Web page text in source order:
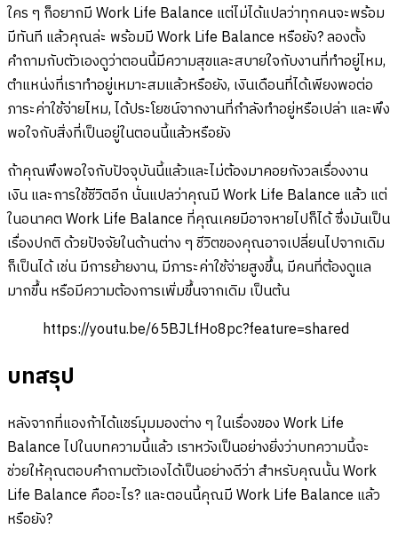
ใคร ๆ ก็อยากมี Work Life Balance แต่ไม่ได้แปลว่าทุกคนจะพร้อม
มีทันที แล้วคุณล่ะ พร้อมมี Work Life Balance หรือยัง? ลองตั้ง
คำถามกับตัวเองดูว่าตอนนี้มีความสุขและสบายใจกับงานที่ทำอยู่ไหม,
ตำแหน่งที่เราทำอยู่เหมาะสมแล้วหรือยัง, เงินเดือนที่ได้เพียงพอต่อ
ภาระค่าใช้จ่ายไหม, ได้ประโยชน์จากงานที่กำลังทำอยู่หรือเปล่า และพึง
พอใจกับสิ่งที่เป็นอยู่ในตอนนี้แล้วหรือยัง
ถ้าคุณพึงพอใจกับปัจจุบันนี้แล้วและไม่ต้องมาคอยกังวลเรื่องงาน
เงิน และการใช้ชีวิตอีก นั่นแปลว่าคุณมี Work Life Balance แล้ว แต่
ในอนาคต Work Life Balance ที่คุณเคยมีอาจหายไปก็ได้ ซึ่งมันเป็น
เรื่องปกติ ด้วยปัจจัยในด้านต่าง ๆ ชีวิตของคุณอาจเปลี่ยนไปจากเดิม
ก็เป็นได้ เช่น มีการย้ายงาน, มีภาระค่าใช้จ่ายสูงขึ้น, มีคนที่ต้องดูแล
มากขึ้น หรือมีความต้องการเพิ่มขึ้นจากเดิม เป็นต้น
https://youtu.be/65BJLfHo8pc?feature=shared
บทสรุป
หลังจากที่แองก้าได้แชร์มุมมองต่าง ๆ ในเรื่องของ Work Life
Balance ไปในบทความนี้แล้ว เราหวังเป็นอย่างยิ่งว่าบทความนี้จะ
ช่วยให้คุณตอบคำถามตัวเองได้เป็นอย่างดีว่า สำหรับคุณนั้น Work
Life Balance คืออะไร? และตอนนี้คุณมี Work Life Balance แล้ว
หรือยัง?